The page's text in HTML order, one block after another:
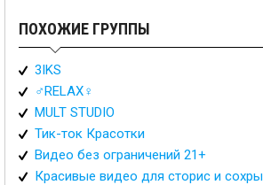
ПОХОЖИЕ ГРУППЫ
3IKS
♂️RELAX♀️
MULT STUDIO
Тик-ток Красотки
Видео без ограничений 21+
Красивые видео для сторис и сохры